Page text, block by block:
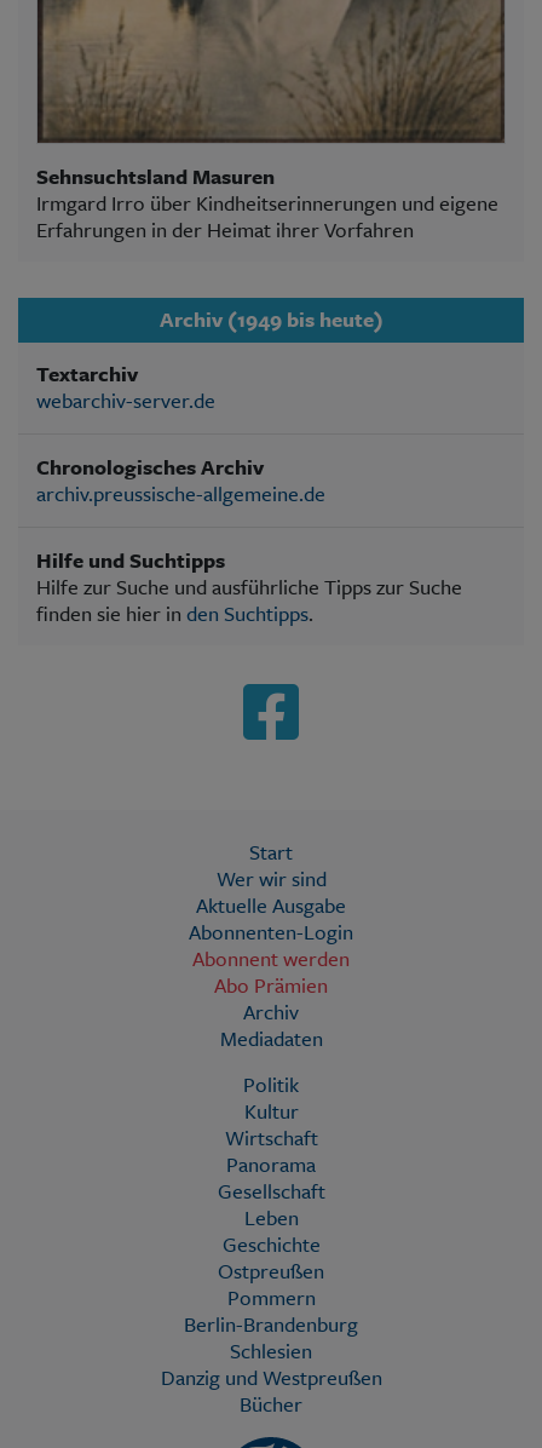
Sehnsuchtsland Masuren
Irmgard Irro über Kindheitserinnerungen und eigene
Erfahrungen in der Heimat ihrer Vorfahren
Archiv (1949 bis heute)
Textarchiv
webarchiv-server.de
Chronologisches Archiv
archiv.preussische-allgemeine.de
Hilfe und Suchtipps
Hilfe zur Suche und ausführliche Tipps zur Suche
finden sie hier in den Suchtipps.
Start
Wer wir sind
Aktuelle Ausgabe
Abonnenten-Login
Abonnent werden
Abo Prämien
Archiv
Mediadaten
Politik
Kultur
Wirtschaft
Panorama
Gesellschaft
Leben
Geschichte
Ostpreußen
Pommern
Berlin-Brandenburg
Schlesien
Danzig und Westpreußen
Bücher